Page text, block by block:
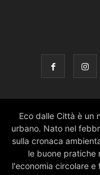
Eco dalle Città è un
urbano. Nato nel
sulla cronaca
le buone pratiche
l'economia circolare e